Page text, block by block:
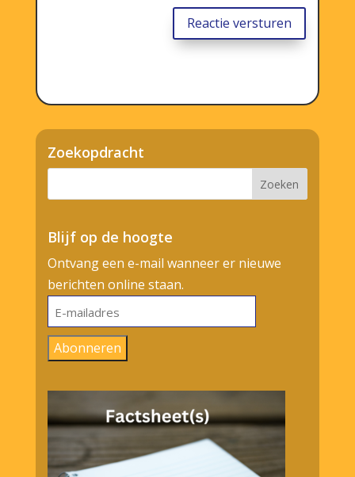
Reactie versturen
Zoekopdracht
Blijf op de hoogte
Ontvang een e-mail wanneer er nieuwe
berichten online staan.
E-
mailadres
Abonneren